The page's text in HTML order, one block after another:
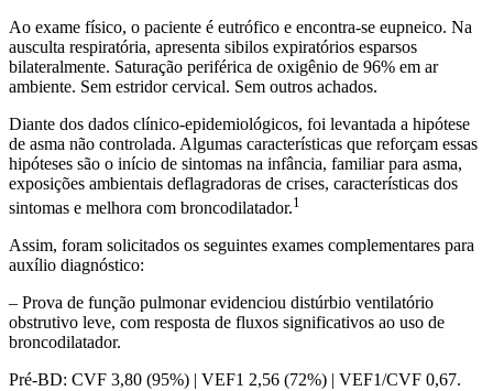
Ao exame físico, o paciente é eutrófico e encontra-se eupneico. Na
ausculta respiratória, apresenta sibilos expiratórios esparsos
bilateralmente. Saturação periférica de oxigênio de 96% em ar
ambiente. Sem estridor cervical. Sem outros achados.
Diante dos dados clínico-epidemiológicos, foi levantada a hipótese
de asma não controlada. Algumas características que reforçam essas
hipóteses são o início de sintomas na infância, familiar para asma,
exposições ambientais deflagradoras de crises, características dos
sintomas e melhora com broncodilatador.1
Assim, foram solicitados os seguintes exames complementares para
auxílio diagnóstico:
– Prova de função pulmonar evidenciou distúrbio ventilatório
obstrutivo leve, com resposta de fluxos significativos ao uso de
broncodilatador.
Pré-BD: CVF 3,80 (95%) | VEF1 2,56 (72%) | VEF1/CVF 0,67.